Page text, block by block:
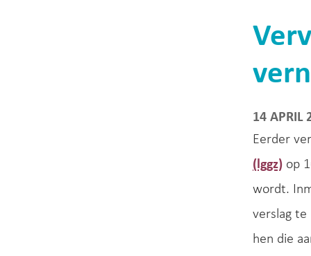
14 APRIL
Eerder
(lggz) op
wordt.
verslag te
hen die